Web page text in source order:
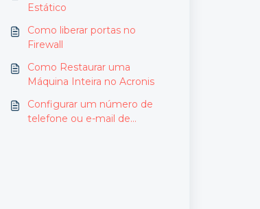
Estático
Como liberar portas no
Firewall
Como Restaurar uma
Máquina Inteira no Acronis
Configurar um número de
telefone ou e-mail de